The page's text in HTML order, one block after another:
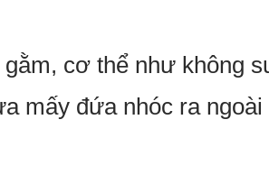
cơ thể như không
mấy đứa nhóc ra